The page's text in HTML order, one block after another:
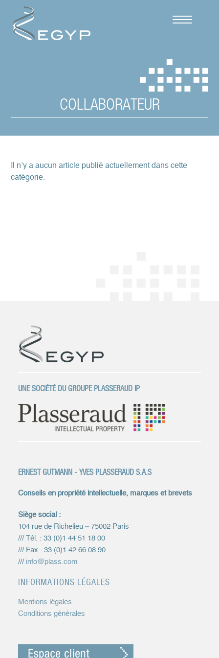
COLLABORATEUR
Il n’y a aucun article publié actuellement dans cette
catégorie.
UNE SOCIÉTÉ DU GROUPE PLASSERAUD IP
ERNEST GUTMANN - YVES PLASSERAUD S.A.S
Conseils en propriété intellectuelle, marques et brevets
Siège social :
104 rue de Richelieu – 75002 Paris
/// Tél. : 33 (0)1 44 51 18 00
/// Fax : 33 (0)1 42 66 08 90
/// info@plass.com
INFORMATIONS LÉGALES
Mentions légales
Conditions générales
Cookies management panel